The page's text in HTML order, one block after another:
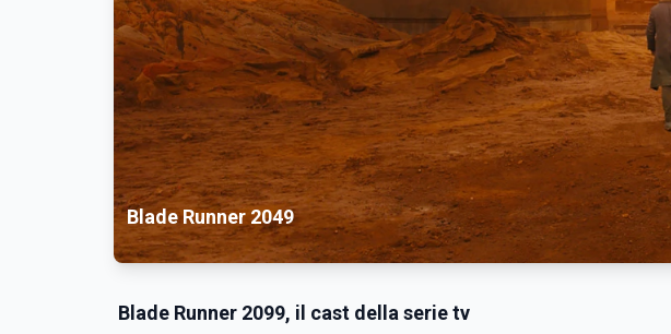
Blade Runner 2049
Blade Runner 2099, il cast della serie tv